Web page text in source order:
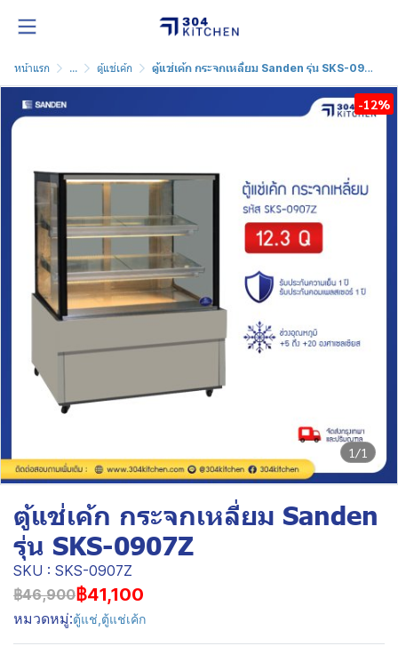
หน้าแรก ... ตู้แช่เค้ก ตู้แช่เค้ก กระจกเหลี่ยม Sanden รุ่น SKS-0907Z
1/1
-12%
ตู้แช่เค้ก กระจกเหลี่ยม Sanden
รุ่น SKS-0907Z
SKU : SKS-0907Z
฿46,900฿41,100
หมวดหมู่:ตู้แช่ ตู้แช่เค้ก